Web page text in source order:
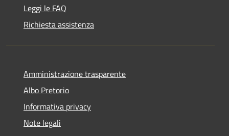
Leggi le FAQ
Richiesta assistenza
Amministrazione trasparente
Albo Pretorio
Informativa privacy
Note legali